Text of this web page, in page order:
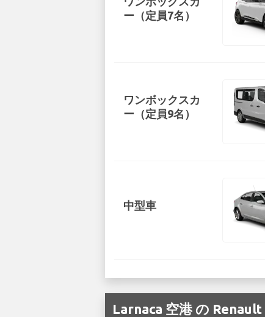
ー（定員7名）
ワンボックスカ
ー（定員9名）
中型車
Larnaca 空港 の